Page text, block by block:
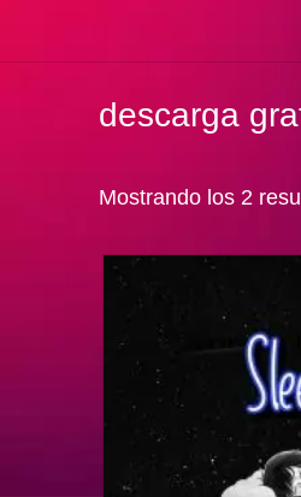
descarga
Mostrando los 2